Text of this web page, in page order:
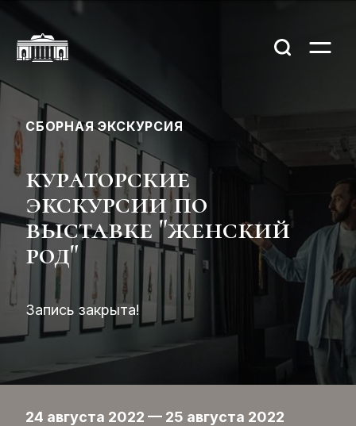
СБОРНАЯ ЭКСКУРСИЯ
кураторские
экскурсии по
выставке "женский
род"
Запись закрыта!
24 августа 2022 — 25 августа 2022